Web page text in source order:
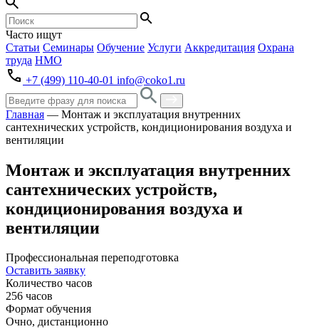
Часто ищут
Статьи Семинары Обучение Услуги Аккредитация Охрана
труда НМО
+7 (499) 110-40-01 info@coko1.ru
Главная — Монтаж и эксплуатация внутренних
сантехнических устройств, кондиционирования воздуха и
вентиляции
Монтаж и эксплуатация внутренних
сантехнических устройств,
кондиционирования воздуха и
вентиляции
Профессиональная переподготовка
Оставить заявку
Количество часов
256 часов
Формат обучения
Очно, дистанционно